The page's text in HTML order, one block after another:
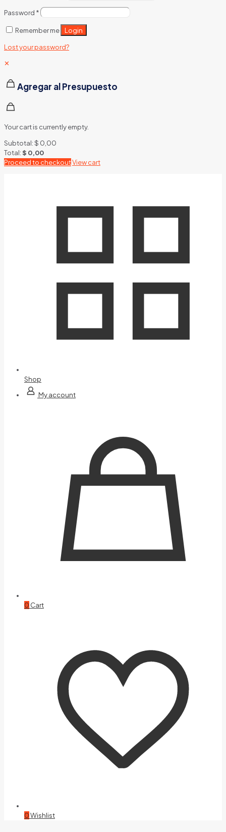
Password *
Remember me Login
Lost your password?
✕
Agregar al Presupuesto
Your cart is currently empty.
Subtotal:$ 0,00
Total:$ 0,00
Proceed to checkoutView cart
Shop
My account
0 Cart
0Wishlist